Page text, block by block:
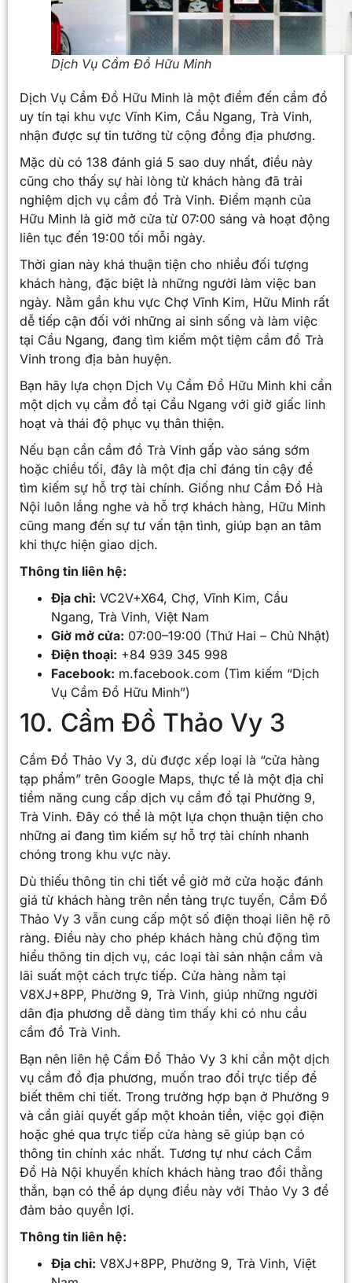
Dịch Vụ Cầm Đồ Hữu Minh
Dịch Vụ Cầm Đồ Hữu Minh là một điểm đến cầm đồ
uy tín tại khu vực Vĩnh Kim, Cầu Ngang, Trà Vinh,
nhận được sự tin tưởng từ cộng đồng địa phương.
Mặc dù có 138 đánh giá 5 sao duy nhất, điều này
cũng cho thấy sự hài lòng từ khách hàng đã trải
nghiệm dịch vụ cầm đồ Trà Vinh. Điểm mạnh của
Hữu Minh là giờ mở cửa từ 07:00 sáng và hoạt động
liên tục đến 19:00 tối mỗi ngày.
Thời gian này khá thuận tiện cho nhiều đối tượng
khách hàng, đặc biệt là những người làm việc ban
ngày. Nằm gần khu vực Chợ Vĩnh Kim, Hữu Minh rất
dễ tiếp cận đối với những ai sinh sống và làm việc
tại Cầu Ngang, đang tìm kiếm một tiệm cầm đồ Trà
Vinh trong địa bàn huyện.
Bạn hãy lựa chọn Dịch Vụ Cầm Đồ Hữu Minh khi cần
một dịch vụ cầm đồ tại Cầu Ngang với giờ giấc linh
hoạt và thái độ phục vụ thân thiện.
Nếu bạn cần cầm đồ Trà Vinh gấp vào sáng sớm
hoặc chiều tối, đây là một địa chỉ đáng tin cậy để
tìm kiếm sự hỗ trợ tài chính. Giống như Cầm Đồ Hà
Nội luôn lắng nghe và hỗ trợ khách hàng, Hữu Minh
cũng mang đến sự tư vấn tận tình, giúp bạn an tâm
khi thực hiện giao dịch.
Thông tin liên hệ:
Địa chỉ: VC2V+X64, Chợ, Vĩnh Kim, Cầu
Ngang, Trà Vinh, Việt Nam
Giờ mở cửa: 07:00–19:00 (Thứ Hai – Chủ Nhật)
Điện thoại: +84 939 345 998
Facebook: m.facebook.com (Tìm kiếm “Dịch
Vụ Cầm Đồ Hữu Minh”)
10. Cầm Đồ Thảo Vy 3
Cầm Đồ Thảo Vy 3, dù được xếp loại là “cửa hàng
tạp phẩm” trên Google Maps, thực tế là một địa chỉ
tiềm năng cung cấp dịch vụ cầm đồ tại Phường 9,
Trà Vinh. Đây có thể là một lựa chọn thuận tiện cho
những ai đang tìm kiếm sự hỗ trợ tài chính nhanh
chóng trong khu vực này.
Dù thiếu thông tin chi tiết về giờ mở cửa hoặc đánh
giá từ khách hàng trên nền tảng trực tuyến, Cầm Đồ
Thảo Vy 3 vẫn cung cấp một số điện thoại liên hệ rõ
ràng. Điều này cho phép khách hàng chủ động tìm
hiểu thông tin dịch vụ, các loại tài sản nhận cầm và
lãi suất một cách trực tiếp. Cửa hàng nằm tại
V8XJ+8PP, Phường 9, Trà Vinh, giúp những người
dân địa phương dễ dàng tìm thấy khi có nhu cầu
cầm đồ Trà Vinh.
Bạn nên liên hệ Cầm Đồ Thảo Vy 3 khi cần một dịch
vụ cầm đồ địa phương, muốn trao đổi trực tiếp để
biết thêm chi tiết. Trong trường hợp bạn ở Phường 9
và cần giải quyết gấp một khoản tiền, việc gọi điện
hoặc ghé qua trực tiếp cửa hàng sẽ giúp bạn có
thông tin chính xác nhất. Tương tự như cách Cầm
Đồ Hà Nội khuyến khích khách hàng trao đổi thẳng
thắn, bạn có thể áp dụng điều này với Thảo Vy 3 để
đảm bảo quyền lợi.
Thông tin liên hệ:
Địa chỉ: V8XJ+8PP, Phường 9, Trà Vinh, Việt